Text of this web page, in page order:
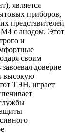
является
приборов,
представителей
с анодом. Этот
и
своим
доверие
высокую
ТЭН, играет